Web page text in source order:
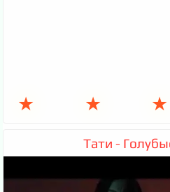
★ ★ ★
Тати -